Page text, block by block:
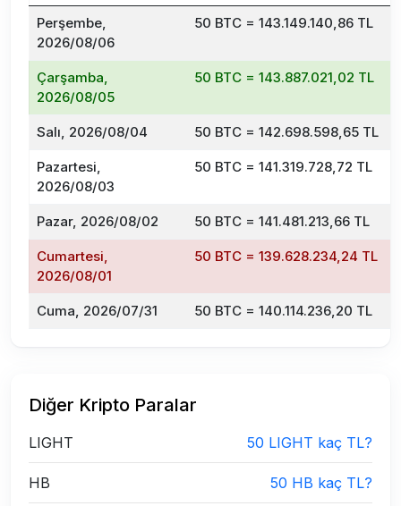
Perşembe,
2026/08/06
50 BTC = 143.149.140,86 TL
Çarşamba,
2026/08/05
50 BTC = 143.887.021,02 TL
Salı, 2026/08/04 50 BTC = 142.698.598,65 TL
Pazartesi,
2026/08/03
50 BTC = 141.319.728,72 TL
Pazar, 2026/08/02 50 BTC = 141.481.213,66 TL
Cumartesi,
2026/08/01
50 BTC = 139.628.234,24 TL
Cuma, 2026/07/31 50 BTC = 140.114.236,20 TL
Diğer Kripto Paralar
LIGHT 50 LIGHT kaç TL?
HB 50 HB kaç TL?